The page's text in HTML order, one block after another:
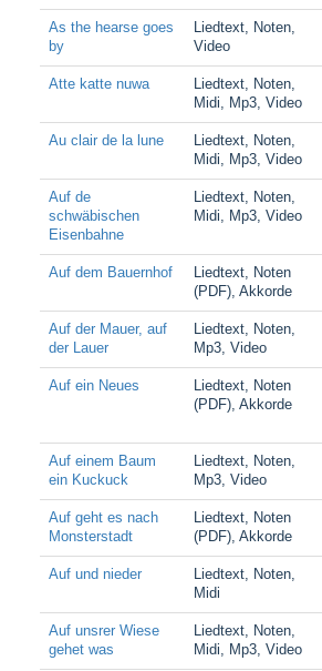
As the hearse goes
by
Liedtext, Noten,
Video
Atte katte nuwa
Liedtext, Noten,
Midi, Mp3, Video
Au clair de la lune
Liedtext, Noten,
Midi, Mp3, Video
Auf de
schwäbischen
Eisenbahne
Liedtext, Noten,
Midi, Mp3, Video
Auf dem Bauernhof
Liedtext, Noten
(PDF), Akkorde
Auf der Mauer, auf
der Lauer
Liedtext, Noten,
Mp3, Video
Auf ein Neues
Liedtext, Noten
(PDF), Akkorde
Auf einem Baum
ein Kuckuck
Liedtext, Noten,
Mp3, Video
Auf geht es nach
Monsterstadt
Liedtext, Noten
(PDF), Akkorde
Auf und nieder
Liedtext, Noten,
Midi
Auf unsrer Wiese
gehet was
Liedtext, Noten,
Midi, Mp3, Video